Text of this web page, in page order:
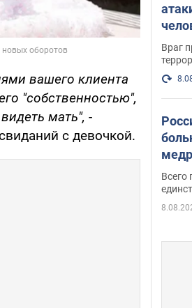
вашего клиента
"собственностью",
мать", -
с девочкой.
Враг
Всего